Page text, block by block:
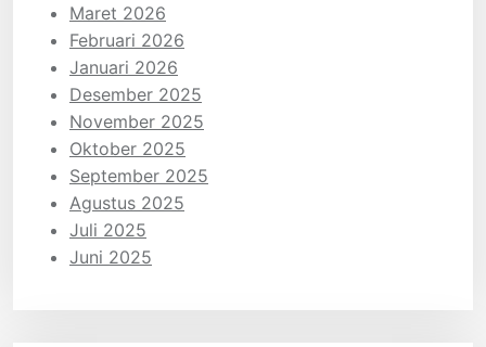
Maret 2026
Februari 2026
Januari 2026
Desember 2025
November 2025
Oktober 2025
September 2025
Agustus 2025
Juli 2025
Juni 2025